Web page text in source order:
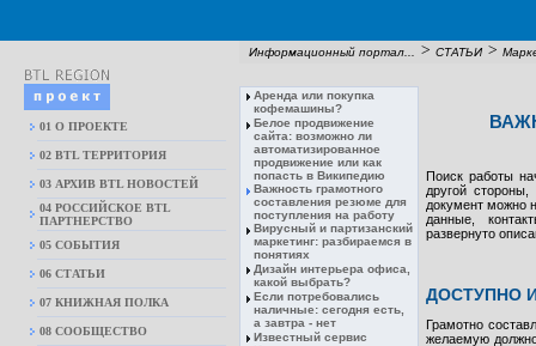
Информационный портал... > СТАТЬИ >
01 О ПРОЕКТЕ
02 BTL ТЕРРИТОРИЯ
03 АРХИВ BTL НОВОСТЕЙ
04 РОССИЙСКОЕ BTL
ПАРТНЕРСТВО
05 СОБЫТИЯ
06 СТАТЬИ
07 КНИЖНАЯ ПОЛКА
08 CООБЩЕСТВО
Аренда или покупка
кофемашины?
Белое продвижение
сайта: возможно ли
автоматизированное
продвижение или как
попасть в Википедию
Важность грамотного
составления резюме для
поступления на работу
Вирусный и партизанский
маркетинг: разбираемся в
понятиях
Дизайн интерьера офиса,
какой выбрать?
Если потребовались
наличные: сегодня есть,
а завтра - нет
Известный сервис
Поиск работы
другой
документ можно
данные,
развернуто
ДОСТУПНО
Грамотно
желаемую